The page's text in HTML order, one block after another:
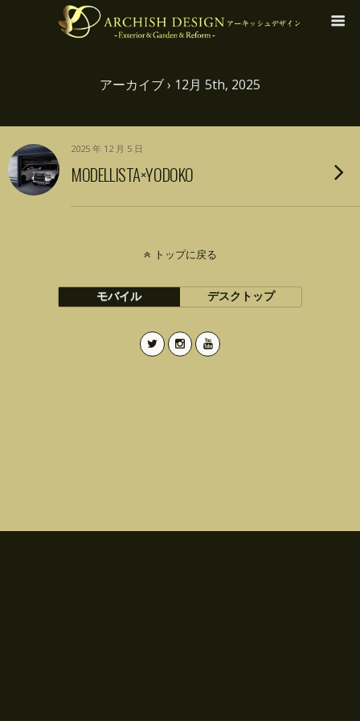
アーカイブ › 12月 5th, 2025
2025 年 12 月 5 日
MODELLISTA×YODOKO
トップに戻る
モバイル デスクトップ